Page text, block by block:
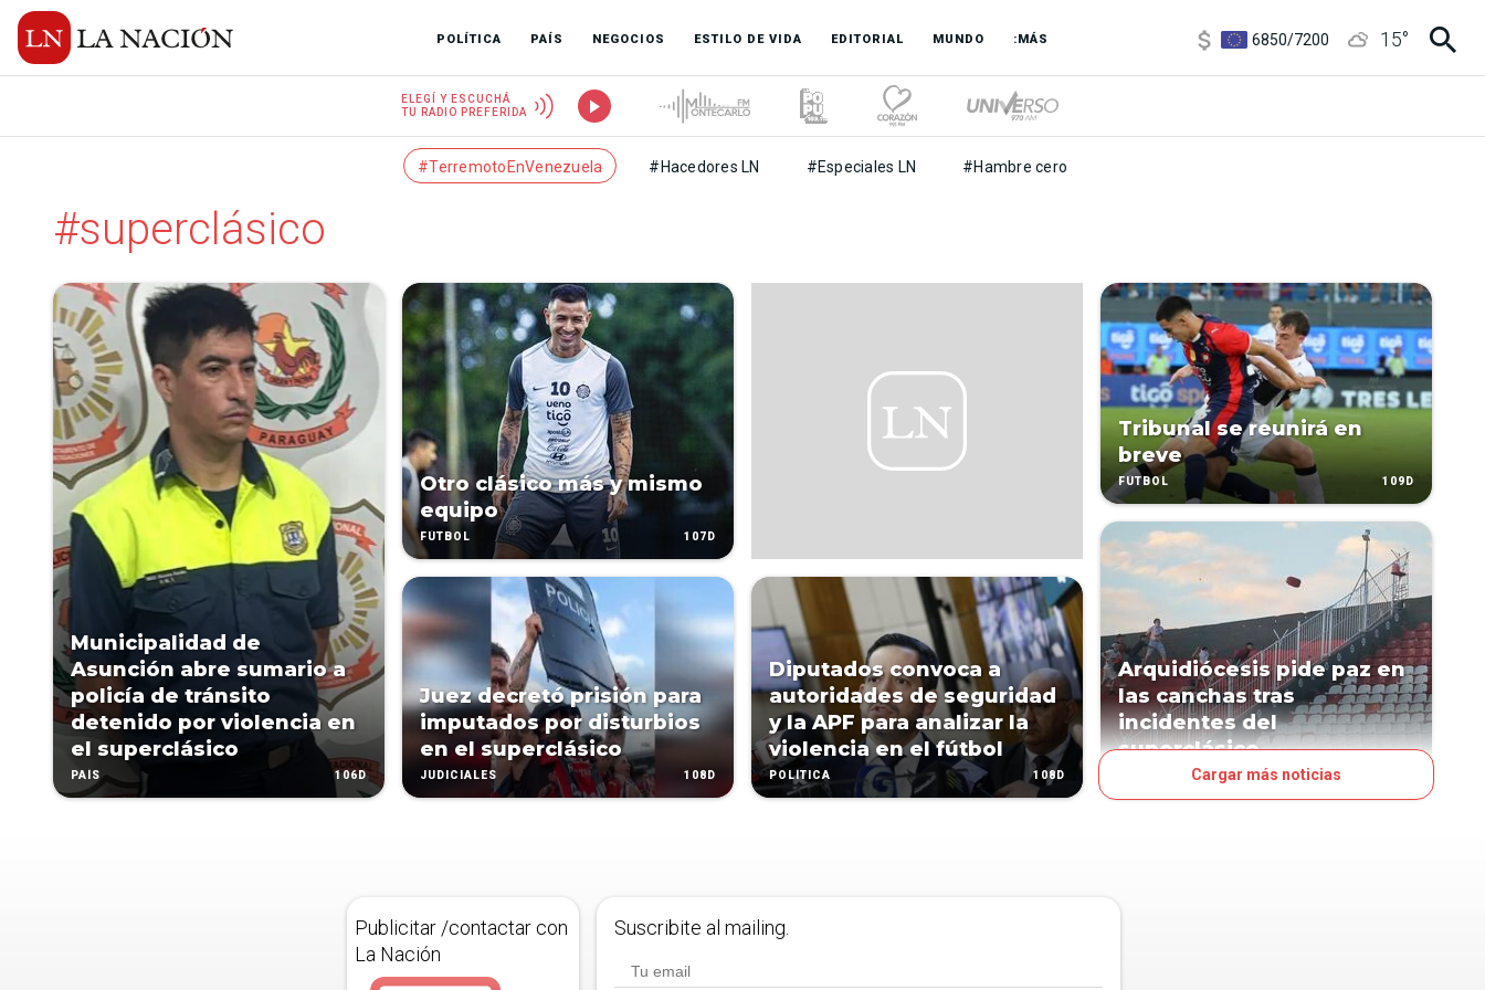
POLÍTICA PAÍS NEGOCIOS ESTILO DE VIDA EDITORIAL MUNDO :MÁS
6850/7200
15°
ELEGÍ Y ESCUCHÁ
TU RADIO PREFERIDA
#TerremotoEnVenezuela #Hacedores LN #Especiales LN #Hambre cero
#superclásico
Municipalidad de
Asunción abre sumario a
policía de tránsito
detenido por violencia en
el superclásico
PAÍS 106D
Otro clásico más y mismo
equipo
FÚTBOL 107D
Juez decretó prisión para
imputados por disturbios
en el superclásico
JUDICIALES 108D
Diputados convoca a
autoridades de seguridad
y la APF para analizar la
violencia en el fútbol
POLÍTICA 108D
Tribunal se reunirá en
breve
FÚTBOL 109D
Arquidiócesis pide paz en
las canchas tras
incidentes del
superclásico
Cargar más noticias
Publicitar /contactar con
La Nación
Suscribite al mailing.